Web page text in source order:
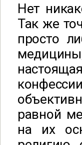
Нет
Так же
просто
равной
на их